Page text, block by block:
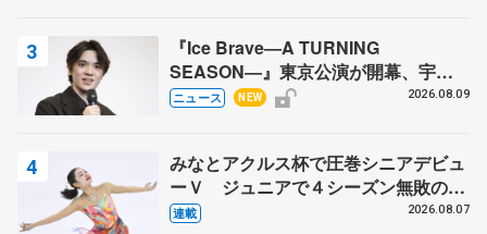
『Ice Brave―A TURNING
SEASON―』東京公演が開幕、宇野
昌磨の『Ice Brave』にかける思いを
ニュース NEW 2026.08.09
みなとアクルス杯で圧巻シニアデビュ
ーＶ ジュニアで４シーズン無敗の島
田麻央
連載 2026.08.07